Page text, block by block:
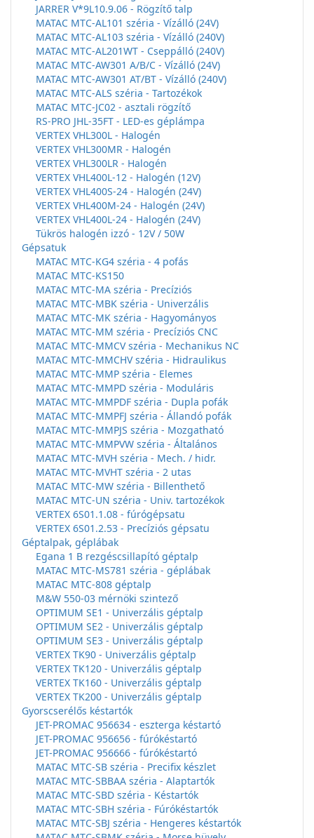
JARRER V*9L10.9.06 - Rögzítő talp
MATAC MTC-AL101 széria - Vízálló (24V)
MATAC MTC-AL103 széria - Vízálló (240V)
MATAC MTC-AL201WT - Cseppálló (240V)
MATAC MTC-AW301 A/B/C - Vízálló (24V)
MATAC MTC-AW301 AT/BT - Vízálló (240V)
MATAC MTC-ALS széria - Tartozékok
MATAC MTC-JC02 - asztali rögzítő
RS-PRO JHL-35FT - LED-es géplámpa
VERTEX VHL300L - Halogén
VERTEX VHL300MR - Halogén
VERTEX VHL300LR - Halogén
VERTEX VHL400L-12 - Halogén (12V)
VERTEX VHL400S-24 - Halogén (24V)
VERTEX VHL400M-24 - Halogén (24V)
VERTEX VHL400L-24 - Halogén (24V)
Tükrös halogén izzó - 12V / 50W
Gépsatuk
MATAC MTC-KG4 széria - 4 pofás
MATAC MTC-KS150
MATAC MTC-MA széria - Precíziós
MATAC MTC-MBK széria - Univerzális
MATAC MTC-MK széria - Hagyományos
MATAC MTC-MM széria - Precíziós CNC
MATAC MTC-MMCV széria - Mechanikus NC
MATAC MTC-MMCHV széria - Hidraulikus
MATAC MTC-MMP széria - Elemes
MATAC MTC-MMPD széria - Moduláris
MATAC MTC-MMPDF széria - Dupla pofák
MATAC MTC-MMPFJ széria - Állandó pofák
MATAC MTC-MMPJS széria - Mozgatható
MATAC MTC-MMPVW széria - Általános
MATAC MTC-MVH széria - Mech. / hidr.
MATAC MTC-MVHT széria - 2 utas
MATAC MTC-MW széria - Billenthető
MATAC MTC-UN széria - Univ. tartozékok
VERTEX 6S01.1.08 - fúrógépsatu
VERTEX 6S01.2.53 - Precíziós gépsatu
Géptalpak, géplábak
Egana 1 B rezgéscsillapító géptalp
MATAC MTC-MS781 széria - géplábak
MATAC MTC-808 géptalp
M&W 550-03 mérnöki szintező
OPTIMUM SE1 - Univerzális géptalp
OPTIMUM SE2 - Univerzális géptalp
OPTIMUM SE3 - Univerzális géptalp
VERTEX TK90 - Univerzális géptalp
VERTEX TK120 - Univerzális géptalp
VERTEX TK160 - Univerzális géptalp
VERTEX TK200 - Univerzális géptalp
Gyorscserélős késtartók
JET-PROMAC 956634 - eszterga késtartó
JET-PROMAC 956656 - fúrókéstartó
JET-PROMAC 956666 - fúrókéstartó
MATAC MTC-SB széria - Precifix készlet
MATAC MTC-SBBAA széria - Alaptartók
MATAC MTC-SBD széria - Késtartók
MATAC MTC-SBH széria - Fúrókéstartók
MATAC MTC-SBJ széria - Hengeres késtartók